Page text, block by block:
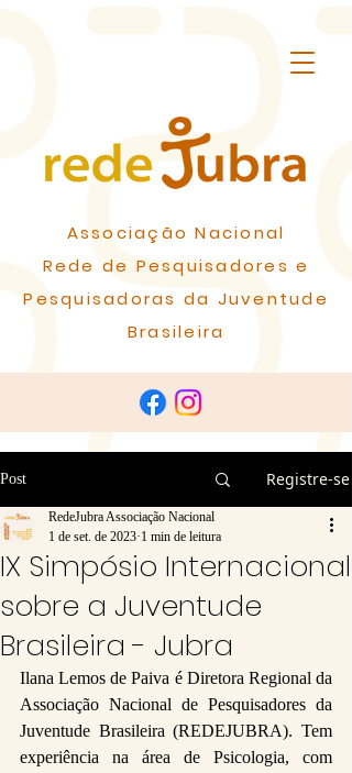
Associação Nacional
Rede de Pesquisadores e
Pesquisadoras da Juventude
Brasileira
Post Registre-se
IX Simpósio Internacional
sobre a Juventude
Brasileira - Jubra
RedeJubra Associação Nacional
1 de set. de 2023 1 min de leitura
Ilana Lemos de Paiva é Diretora Regional da
Associação Nacional de Pesquisadores da
Juventude Brasileira (REDEJUBRA). Tem
experiência na área de Psicologia, com